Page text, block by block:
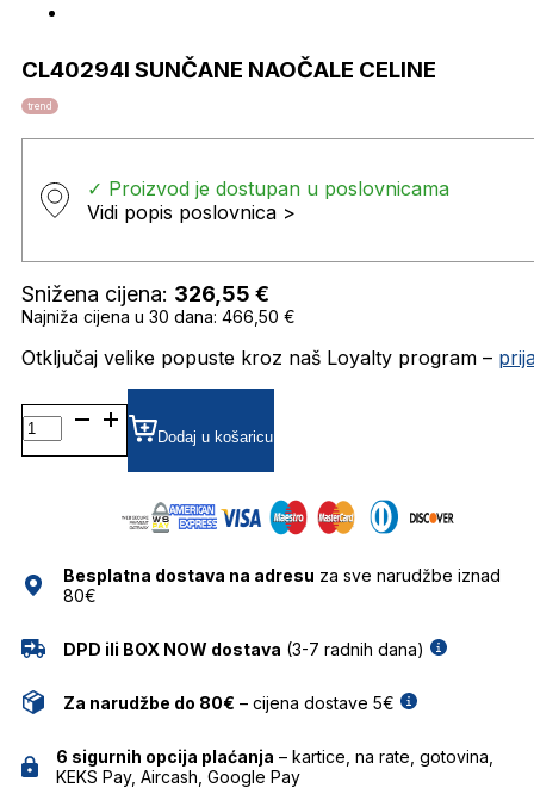
CL40294I SUNČANE NAOČALE CELINE
trend
✓ Proizvod je dostupan u poslovnicama
Vidi popis poslovnica >
Snižena cijena: 326,55 €
Najniža cijena u 30 dana: 466,50 €
Otključaj velike popuste kroz naš Loyalty program –
CL40294I SUNČANE
NAOČALE
CELINE
Dodaj u košaricu
Besplatna dostava na adresu za sve narudžbe iznad
80€
DPD ili BOX NOW dostava (3-7 radnih dana)
Za narudžbe do 80€ – cijena dostave 5€
6 sigurnih opcija plaćanja – kartice, na rate, gotovina,
KEKS Pay, Aircash, Google Pay